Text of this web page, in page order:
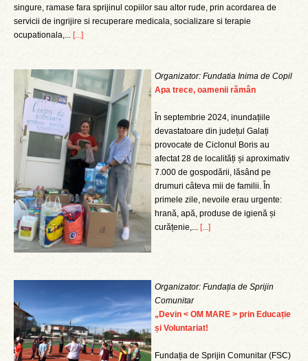
singure, ramase fara sprijinul copiilor sau altor rude, prin acordarea de
servicii de ingrijire si recuperare medicala, socializare si terapie
ocupationala,... [...]
Organizator: Fundatia Inima de Copil
Apa trece, oamenii rămân
În septembrie 2024, inundațiile
devastatoare din județul Galați
provocate de Ciclonul Boris au
afectat 28 de localități și aproximativ
7.000 de gospodării, lăsând pe
drumuri câteva mii de familii. În
primele zile, nevoile erau urgente:
hrană, apă, produse de igienă și
curățenie,... [...]
Organizator: Fundația de Sprijin
Comunitar
„Devin < OM MARE > prin Educație
și Voluntariat!
Fundația de Sprijin Comunitar (FSC)